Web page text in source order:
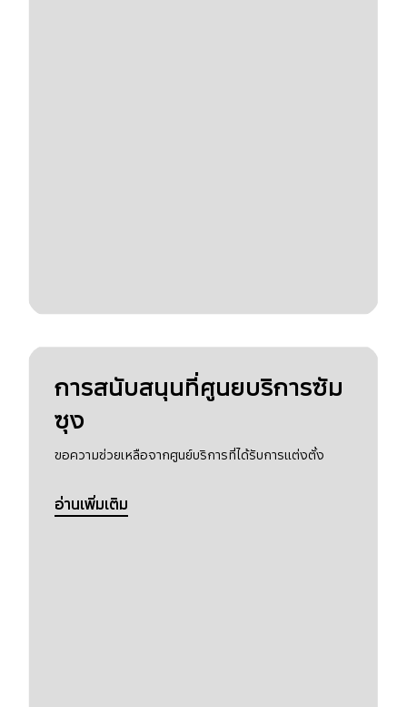
การสนับสนุนที่ศูนยบริการซัม
ซุง
ขอความช่วยเหลือจากศูนย์บริการที่ได้รับการแต่งตั้ง
อ่านเพิ่มเติม